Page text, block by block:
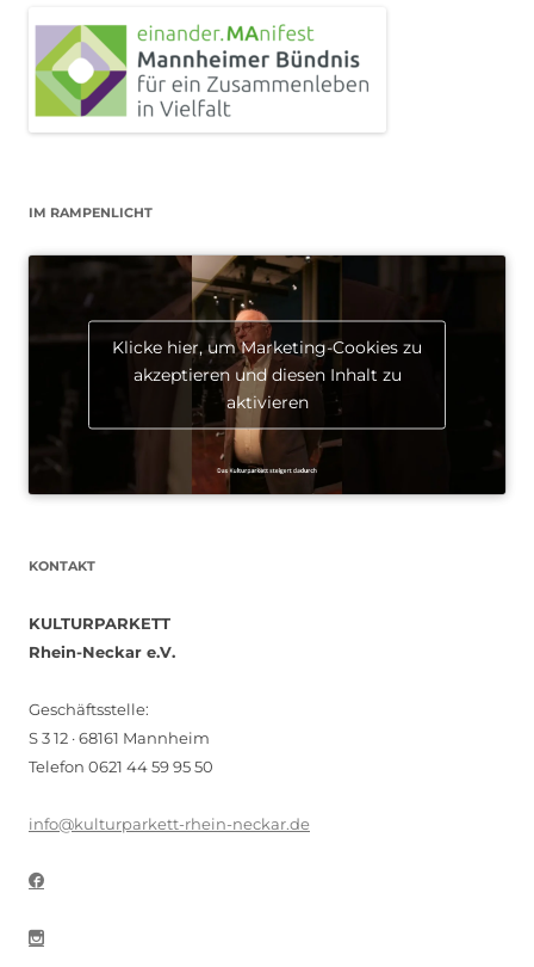
IM RAMPENLICHT
Klicke hier, um Marketing-Cookies zu
akzeptieren und diesen Inhalt zu
aktivieren
KONTAKT
KULTURPARKETT
Rhein-Neckar e.V.
Geschäftsstelle:
S 3 12 · 68161 Mannheim
Telefon 0621 44 59 95 50
info@kulturparkett-rhein-neckar.de